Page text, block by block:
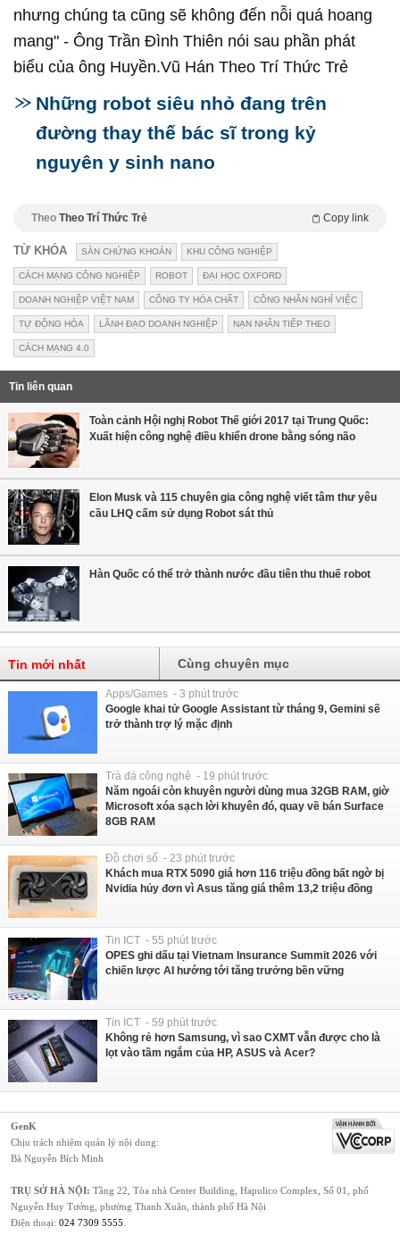
nhưng chúng ta cũng sẽ không đến nỗi quá hoang
mang" - Ông Trần Đình Thiên nói sau phần phát
biểu của ông Huyền.Vũ Hán Theo Trí Thức Trẻ
Những robot siêu nhỏ đang trên
đường thay thế bác sĩ trong kỷ
nguyên y sinh nano
Theo Theo Trí Thức Trẻ Copy link
TỪ KHÓA SÀN CHỨNG KHOÁN KHU CÔNG NGHIỆP
CÁCH MẠNG CÔNG NGHIỆP ROBOT ĐẠI HỌC OXFORD
DOANH NGHIỆP VIỆT NAM CÔNG TY HÓA CHẤT CÔNG NHÂN NGHỈ VIỆC
TỰ ĐỘNG HÓA LÃNH ĐẠO DOANH NGHIỆP NẠN NHÂN TIẾP THEO
CÁCH MẠNG 4.0
Tin liên quan
Toàn cảnh Hội nghị Robot Thế giới 2017 tại Trung Quốc:
Xuất hiện công nghệ điều khiển drone bằng sóng não
Elon Musk và 115 chuyên gia công nghệ viết tâm thư yêu
cầu LHQ cấm sử dụng Robot sát thủ
Hàn Quốc có thể trở thành nước đầu tiên thu thuế robot
Tin mới nhất Cùng chuyên mục
Apps/Games - 3 phút trước
Google khai tử Google Assistant từ tháng 9, Gemini sẽ
trở thành trợ lý mặc định
Trà đá công nghệ - 19 phút trước
Năm ngoái còn khuyên người dùng mua 32GB RAM, giờ
Microsoft xóa sạch lời khuyên đó, quay về bán Surface
8GB RAM
Đồ chơi số - 23 phút trước
Khách mua RTX 5090 giá hơn 116 triệu đồng bất ngờ bị
Nvidia hủy đơn vì Asus tăng giá thêm 13,2 triệu đồng
Tin ICT - 55 phút trước
OPES ghi dấu tại Vietnam Insurance Summit 2026 với
chiến lược AI hướng tới tăng trưởng bền vững
Tin ICT - 59 phút trước
Không rẻ hơn Samsung, vì sao CXMT vẫn được cho là
lọt vào tầm ngắm của HP, ASUS và Acer?
GenK
Chịu trách nhiệm quản lý nội dung:
Bà Nguyễn Bích Minh
TRỤ SỞ HÀ NỘI: Tầng 22, Tòa nhà Center Building, Hapulico Complex, Số 01, phố
Nguyễn Huy Tưởng, phường Thanh Xuân, thành phố Hà Nội
Điện thoại: 024 7309 5555